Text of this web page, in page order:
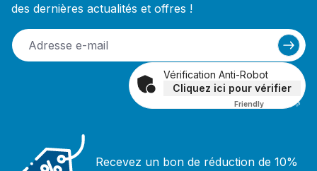
des dernières actualités et offres !
Vérification Anti-Robot
Cliquez ici pour vérifier
Friendly Captcha ⇗
Recevez un bon de réduction de 10%